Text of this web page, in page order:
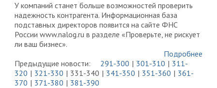
У компаний станет больше возможностей проверить
надежность контрагента. Информационная база
подставных директоров появится на сайте ФНС
России www.nalog.ru в разделе «Проверьте, не рискует
ли ваш бизнес».
Подробнее
Предыдущие новости:
291-300 301-310
311-
320
321-330 331-340 341-350 351-360
361-
370
371-380 381-390